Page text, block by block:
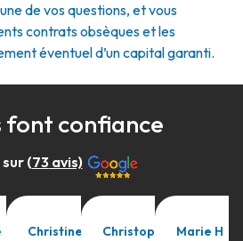
de vos questions, et vous
contrats obsèques et les
éventuel d’un capital garanti.
font confiance
(73avis)
Christine
Christophe
Marie H